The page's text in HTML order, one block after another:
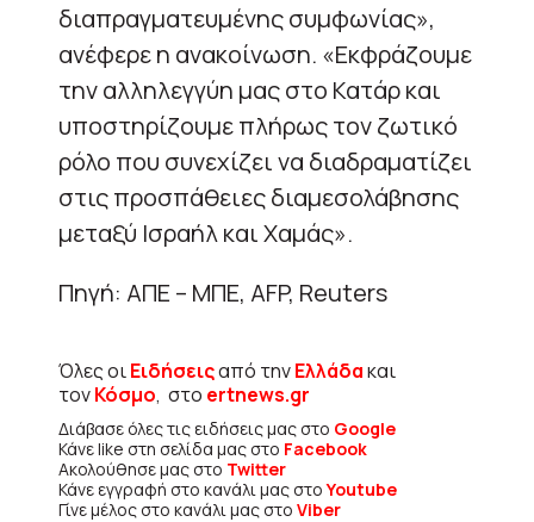
διαπραγματευμένης συμφωνίας»,
ανέφερε η ανακοίνωση. «Εκφράζουμε
την αλληλεγγύη μας στο Κατάρ και
υποστηρίζουμε πλήρως τον ζωτικό
ρόλο που συνεχίζει να διαδραματίζει
στις προσπάθειες διαμεσολάβησης
μεταξύ Ισραήλ και Χαμάς».
Πηγή: ΑΠΕ – ΜΠΕ, AFP, Reuters
Όλες οιΕιδήσειςαπό τηνΕλλάδακαι
τονΚόσμο, στο ertnews.gr
Διάβασε όλες τις ειδήσεις μας στο Google
Κάνε like στη σελίδα μας στο Facebook
Ακολούθησε μας στο Twitter
Κάνε εγγραφή στο κανάλι μας στοYoutube
Γίνε μέλος στο κανάλι μας στο Viber